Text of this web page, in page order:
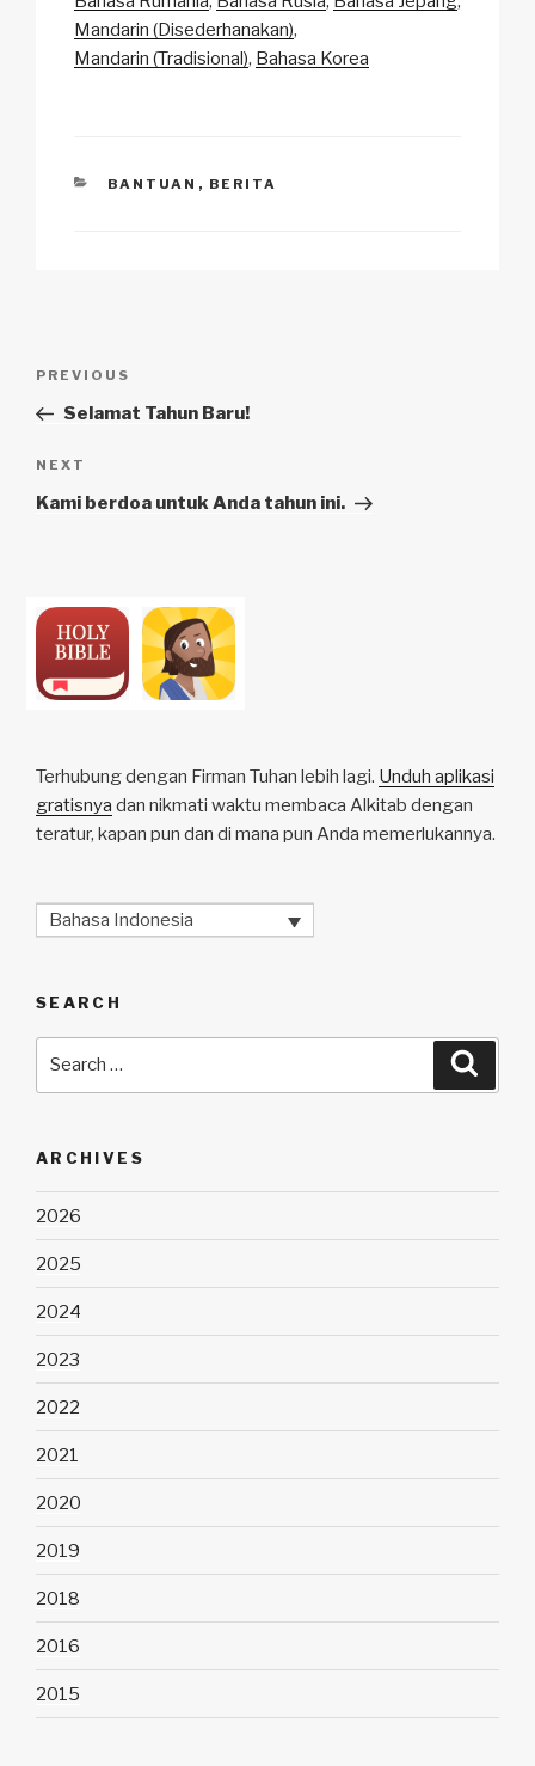
k
o
k
p
Mandarin (Disederhanakan)
Mandarin (Tradisional) Bahasa Korea
CATEGORIES
BANTUAN , BERITA
Previous
Post
PREVIOUS
Selamat Tahun Baru!
Next
Post
NEXT
Kami berdoa untuk Anda tahun ini.
Terhubung dengan Firman Tuhan lebih lagi. Unduh aplikasi
gratisnya dan nikmati waktu membaca Alkitab dengan
teratur, kapan pun dan di mana pun Anda memerlukannya.
Bahasa Indonesia
SEARCH
ARCHIVES
2026
2025
2024
2023
2022
2021
2020
2019
2018
2016
2015